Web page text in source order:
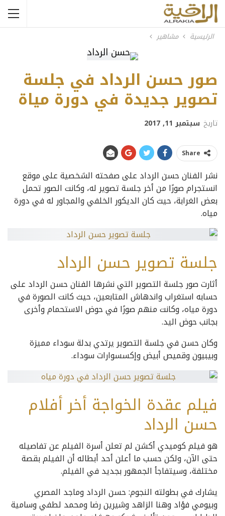
الرئيسية مشاهير
صور حسن الرداد في جلسة
تصوير جديدة في دورة مياة
تاريخ سبتمبر 11, 2017
Share
نشر الفنان حسن الرداد على صفحته الشخصية على موقع
انستجرام صورًا من أخر جلسة تصوير له، وكانت الصور تحمل
بعض الغرابة، حيث كان الديكور الخلفي والمجاور له في دورة
مياه.
جلسة تصوير حسن الرداد
أثارت صور جلسة التصوير التي نشرها الفنان حسن الرداد على
حسابه استغراب واندهاش المتابعين، حيث كانت الصورة في
دورة مياه، وكانت منهم صورًا في حوض الاستحمام وأخرى
بجانب حوض اليد.
وكان حسن في جلسة التصوير يرتدي بدلة سوداء مميزة
وبيبيون وقميص أبيض وإكسسوارات سوداء.
فيلم عقدة الخواجة أخر أفلام
حسن الرداد
هو فيلم كوميدي أكشن لم تعلن أسرة الفيلم عن تفاصيله
حتى الآن، ولكن حسب ما أعلن أحد أبطاله أن الفيلم بقصة
مختلفة، وسيتفاجأ الجمهور بجديد في الفيلم.
يشارك في بطولته النجوم: حسن الرداد وماجد المصري
وبيومي فؤاد وهنا الزاهد وشيرين رضا ومحمد لطفي وسامية